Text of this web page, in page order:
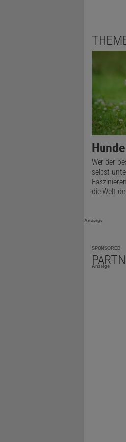
Wer der
selbst
die Welt
Anzeige
SPONSORED
Anzeige